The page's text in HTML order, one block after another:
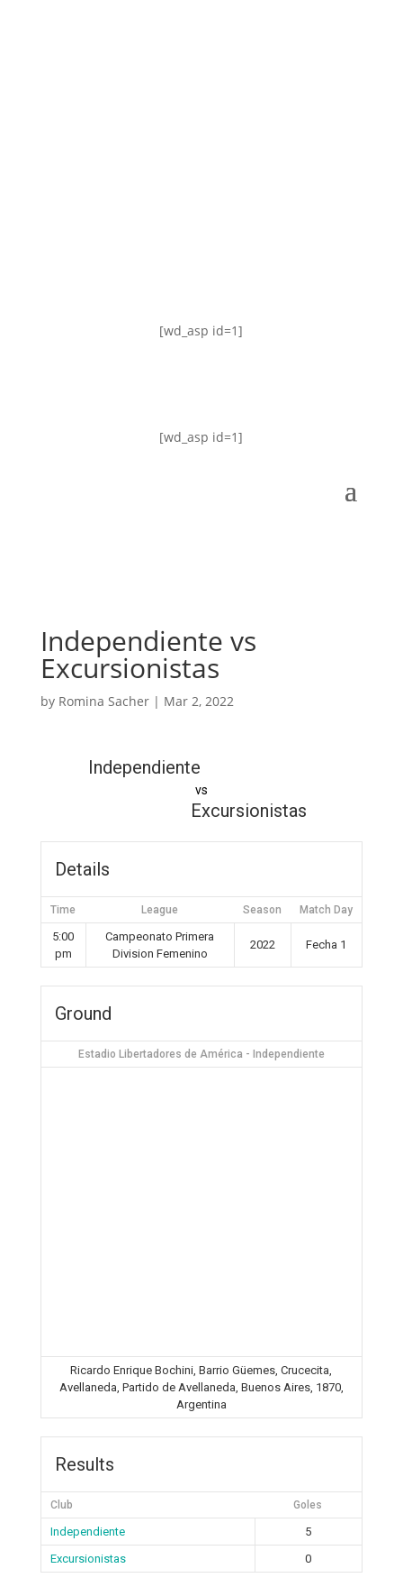
[wd_asp id=1]
[wd_asp id=1]
Independiente vs
Excursionistas
by Romina Sacher| Mar 2, 2022
Independiente
vs
Excursionistas
Details
Time League Season Match Day
5:00
pm
Campeonato Primera
Division Femenino
2022 Fecha 1
Ground
Estadio Libertadores de América - Independiente
Ricardo Enrique Bochini, Barrio Güemes, Crucecita,
Avellaneda, Partido de Avellaneda, Buenos Aires, 1870,
Argentina
Results
Club Goles
Independiente
5
Excursionistas
0